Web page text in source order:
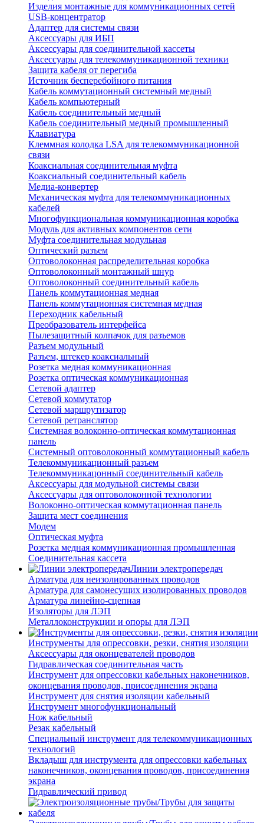
Изделия монтажные для коммуникационных сетей
USB-концентратор
Адаптер для системы связи
Аксессуары для ИБП
Аксессуары для соединительной кассеты
Аксессуары для телекоммуникационной техники
Защита кабеля от перегиба
Источник бесперебойного питания
Кабель коммутационный системный медный
Кабель компьютерный
Кабель соединительный медный
Кабель соединительный медный промышленный
Клавиатура
Клеммная колодка LSA для телекоммуникационной
связи
Коаксиальная соединительная муфта
Коаксиальный соединительный кабель
Медиа-конвертер
Механическая муфта для телекоммуникационных
кабелей
Многофункциональная коммуникационная коробка
Модуль для активных компонентов сети
Муфта соединительная модульная
Оптический разъем
Оптоволоконная распределительная коробка
Оптоволоконный монтажный шнур
Оптоволоконный соединительный кабель
Панель коммутационная медная
Панель коммутационная системная медная
Переходник кабельный
Преобразователь интерфейса
Пылезащитный колпачок для разъемов
Разъем модульный
Разъем, штекер коаксиальный
Розетка медная коммуникационная
Розетка оптическая коммуникационная
Сетевой адаптер
Сетевой коммутатор
Сетевой маршрутизатор
Сетевой ретранслятор
Системная волоконно-оптическая коммутационная
панель
Системный оптоволоконный коммутационный кабель
Телекоммуникационный разъем
Телекоммуникацонный соединительный кабель
Аксессуары для модульной системы связи
Аксессуары для оптоволоконной технологии
Волоконно-оптическая коммутационная панель
Защита мест соединения
Модем
Оптическая муфта
Розетка медная коммуникационная промышленная
Соединительная кассета
Линии электропередач
Арматура для неизолированных проводов
Арматура для самонесущих изолированных проводов
Арматура линейно-сцепная
Изоляторы для ЛЭП
Металлоконструкции и опоры для ЛЭП
Инструменты для опрессовки, резки, снятия изоляции
Аксессуары для оконцевателей проводов
Гидравлическая соединительная часть
Инструмент для опрессовки кабельных наконечников,
оконцевания проводов, присоединения экрана
Инструмент для снятия изоляции кабельный
Инструмент многофункциональный
Нож кабельный
Резак кабельный
Специальный инструмент для телекоммуникационных
технологий
Вкладыш для инструмента для опрессовки кабельных
наконечников, оконцевания проводов, присоединения
экрана
Гидравлический привод